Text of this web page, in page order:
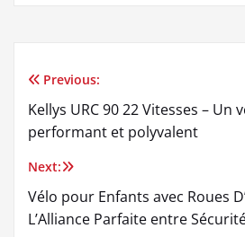
Navigation
de
l’article
Previous:
Kellys URC 90 22 Vitesses – Un
performant et polyvalent
Next:
Vélo pour Enfants avec Roues
L’Alliance Parfaite entre